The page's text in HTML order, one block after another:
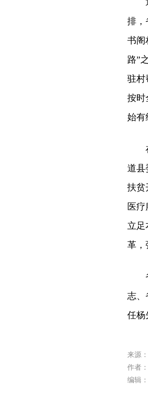
通
排，
书阁
路”
驻村
按时
始有
在
道县
扶贫
医
立足
革，
省
志、
任杨
来源
作者
编辑